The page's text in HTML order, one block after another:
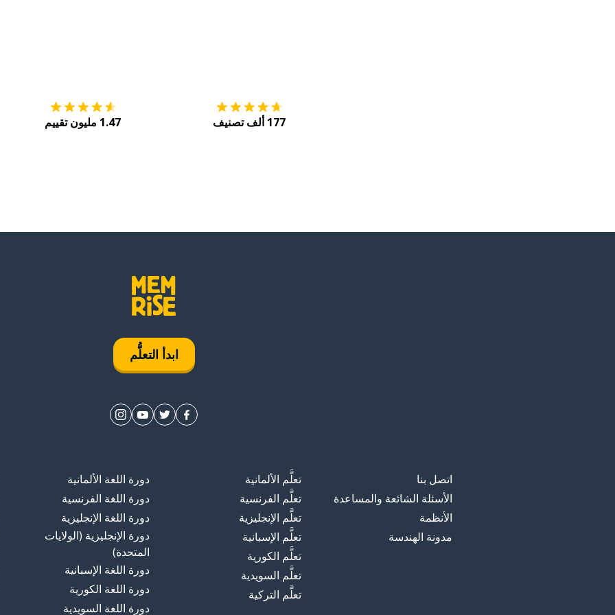
177 ألف تصنيف 1.47 مليون تقييم
ابدأ التعلُّم
اتصل بنا
الأسئلة الشائعة والمساعدة
الأنظمة
مدونة الهندسة
تعلَّم الألمانية
تعلَّم الفرنسية
تعلَّم الإنجليزية
تعلَّم الإسبانية
تعلَّم الكورية
تعلَّم السويدية
تعلَّم التركية
دورة اللغة الألمانية
دورة اللغة الفرنسية
دورة اللغة الإنجليزية
دورة الإنجليزية (الولايات
المتحدة)
دورة اللغة الإسبانية
دورة اللغة الكورية
دورة اللغة السويدية